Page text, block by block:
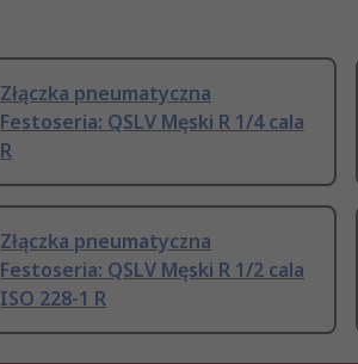
Złączka pneumatyczna
Festoseria: QSLV Męski R 1/4 cala
R
Złączka pneumatyczna
Festoseria: QSLV Męski R 1/2 cala
ISO 228-1 R